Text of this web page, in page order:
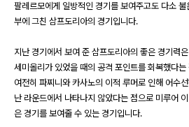
팔레르모에게 일방적인 경기를 보여주고도 다소
부에 그친 삼프도리아의 경기입니다.
지난 경기에서 보여 준 삼프도리아의 좋은 경기력
세미올리가 있었을 때의 공격 포인트를 회복했다
여전히 파찌니와 카사노의 이적 루머로 인해 어수
난 라운드에서 나타나지 않았다는 점으로 미루어
은 경기를 보여줄 수 있는 경기입니다.